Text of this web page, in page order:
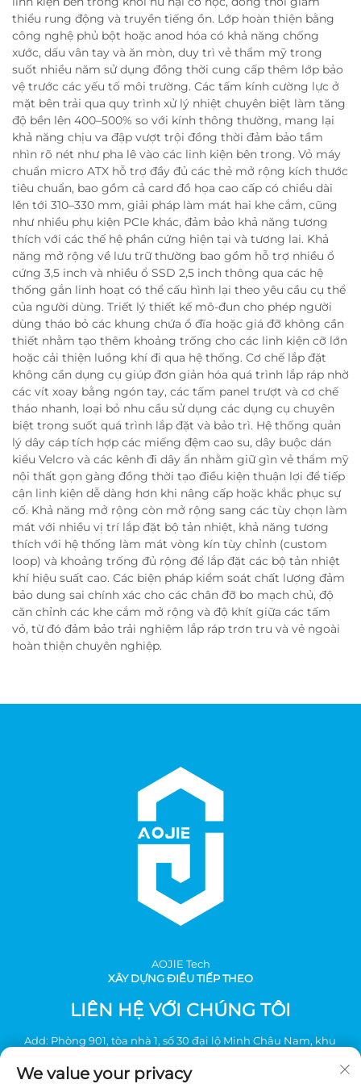
thiểu rung động và truyền tiếng ồn. Lớp hoàn thiện bằng
công nghệ phủ bột hoặc anod hóa có khả năng chống
xước, dấu vân tay và ăn mòn, duy trì vẻ thẩm mỹ trong
suốt nhiều năm sử dụng đồng thời cung cấp thêm lớp bảo
vệ trước các yếu tố môi trường. Các tấm kính cường lực ở
mặt bên trải qua quy trình xử lý nhiệt chuyên biệt làm tăng
độ bền lên 400–500% so với kính thông thường, mang lại
khả năng chịu va đập vượt trội đồng thời đảm bảo tầm
nhìn rõ nét như pha lê vào các linh kiện bên trong. Vỏ máy
chuẩn micro ATX hỗ trợ đầy đủ các thẻ mở rộng kích thước
tiêu chuẩn, bao gồm cả card đồ họa cao cấp có chiều dài
lên tới 310–330 mm, giải pháp làm mát hai khe cắm, cũng
như nhiều phụ kiện PCIe khác, đảm bảo khả năng tương
thích với các thế hệ phần cứng hiện tại và tương lai. Khả
năng mở rộng về lưu trữ thường bao gồm hỗ trợ nhiều ổ
cứng 3,5 inch và nhiều ổ SSD 2,5 inch thông qua các hệ
thống gắn linh hoạt có thể cấu hình lại theo yêu cầu cụ thể
của người dùng. Triết lý thiết kế mô-đun cho phép người
dùng tháo bỏ các khung chứa ổ đĩa hoặc giá đỡ không cần
thiết nhằm tạo thêm khoảng trống cho các linh kiện cỡ lớn
hoặc cải thiện luồng khí đi qua hệ thống. Cơ chế lắp đặt
không cần dụng cụ giúp đơn giản hóa quá trình lắp ráp nhờ
các vít xoay bằng ngón tay, các tấm panel trượt và cơ chế
tháo nhanh, loại bỏ nhu cầu sử dụng các dụng cụ chuyên
biệt trong suốt quá trình lắp đặt và bảo trì. Hệ thống quản
lý dây cáp tích hợp các miếng đệm cao su, dây buộc dán
kiểu Velcro và các kênh đi dây ẩn nhằm giữ gìn vẻ thẩm mỹ
nội thất gọn gàng đồng thời tạo điều kiện thuận lợi để tiếp
cận linh kiện dễ dàng hơn khi nâng cấp hoặc khắc phục sự
cố. Khả năng mở rộng còn mở rộng sang các tùy chọn làm
mát với nhiều vị trí lắp đặt bộ tản nhiệt, khả năng tương
thích với hệ thống làm mát vòng kín tùy chỉnh (custom
loop) và khoảng trống đủ rộng để lắp đặt các bộ tản nhiệt
khí hiệu suất cao. Các biện pháp kiểm soát chất lượng đảm
bảo dung sai chính xác cho các chân đỡ bo mạch chủ, độ
căn chỉnh các khe cắm mở rộng và độ khít giữa các tấm
vỏ, từ đó đảm bảo trải nghiệm lắp ráp trơn tru và vẻ ngoài
hoàn thiện chuyên nghiệp.
AOJlE Tech
XÂY DỰNG ĐIỀU TIẾP THEO
LIÊN HỆ VỚI CHÚNG TÔI
Add: Phòng 901, tòa nhà 1, số 30 đại lộ Minh Châu Nam, khu
Trung Quốc
We value your privacy